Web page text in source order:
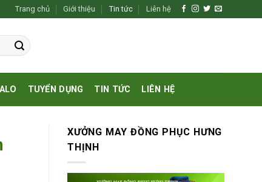
Trang chủ Giới thiệu Tin tức Liên hệ
TUYỂN DỤNG TIN TỨC LIÊN HỆ
XƯỞNG MAY ĐỒNG PHỤC HƯNG
THỊNH